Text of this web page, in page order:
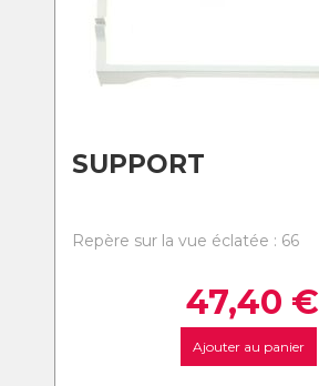
SUPPORT
Repère sur la vue éclatée : 66
47,40 €
Ajouter au panier